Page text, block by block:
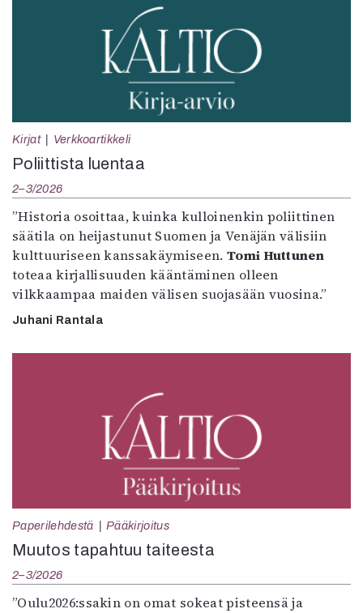
Kirjat Verkkoartikkeli
Poliittista luentaa
2–3/2026
”Historia osoittaa, kuinka kulloinenkin poliittinen
säätila on heijastunut Suomen ja Venäjän välisiin
kulttuuriseen kanssakäymiseen. Tomi Huttunen
toteaa kirjallisuuden kääntäminen olleen
vilkkaampaa maiden välisen suojasään vuosina.”
Juhani Rantala
Paperilehdestä Pääkirjoitus
Muutos tapahtuu taiteesta
2–3/2026
”Oulu2026:ssakin on omat sokeat pisteensä ja